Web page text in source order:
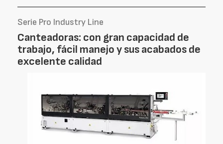
Serie Pro Industry Line
Canteadoras: con gran capacidad de
trabajo, fácil manejo y sus acabados de
excelente calidad